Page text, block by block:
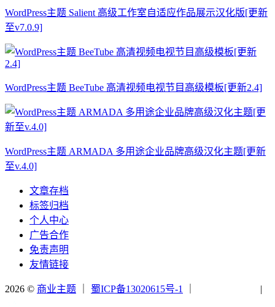
WordPress主题 Salient 高级工作室自适应作品展示汉化版[更新
至v7.0.9]
WordPress主题 BeeTube 高清视频电视节目高级模板[更新2.4]
WordPress主题 ARMADA 多用途企业品牌高级汉化主题[更新
至v.4.0]
文章存档
标签归档
个人中心
广告合作
免责声明
友情链接
2026 © 商业主题 蜀ICP备13020615号-1 |